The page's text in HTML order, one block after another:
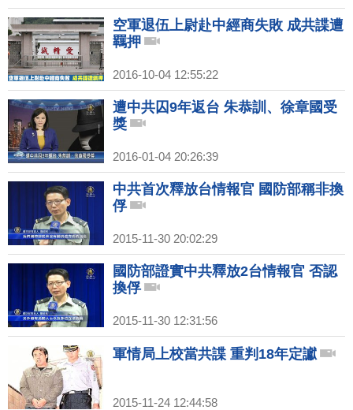
空軍退伍上尉赴中經商失敗 成共諜遭
羈押
2016-10-04 12:55:22
遭中共囚9年返台 朱恭訓、徐章國受
獎
2016-01-04 20:26:39
中共首次釋放台情報官 國防部稱非換
俘
2015-11-30 20:02:29
國防部證實中共釋放2台情報官 否認
換俘
2015-11-30 12:31:56
軍情局上校當共諜 重判18年定讞
2015-11-24 12:44:58